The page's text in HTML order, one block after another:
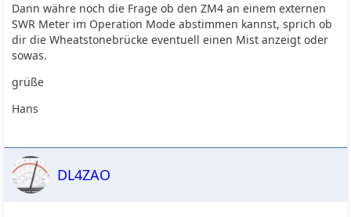
Dann währe noch die Frage ob den ZM4 an einem externen
SWR Meter im Operation Mode abstimmen kannst, sprich ob
dir die Wheatstonebrücke eventuell einen Mist anzeigt oder
sowas.
grüße
Hans
DL4ZAO